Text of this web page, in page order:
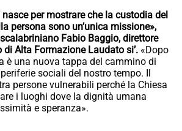
nasce per mostrare che la custodia del
persona sono un’unica missione»,
Fabio Baggio, direttore
di Alta Formazione Laudato si’. «Dopo
è una nuova tappa del cammino di
sociali del nostro tempo. Il
persone vulnerabili perché la Chiesa
i luoghi dove la dignità umana
e speranza».